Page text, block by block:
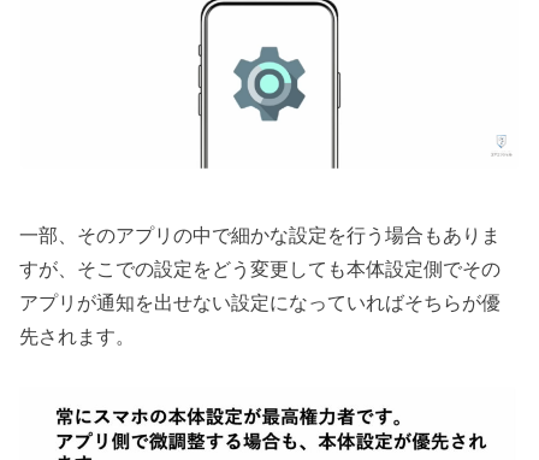
一部、そのアプリの中で細かな設定を行う場合もありま
すが、そこでの設定をどう変更しても本体設定側でその
アプリが通知を出せない設定になっていればそちらが優
先されます。